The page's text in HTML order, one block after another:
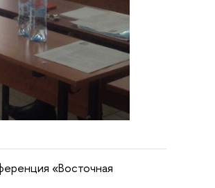
«Восточная